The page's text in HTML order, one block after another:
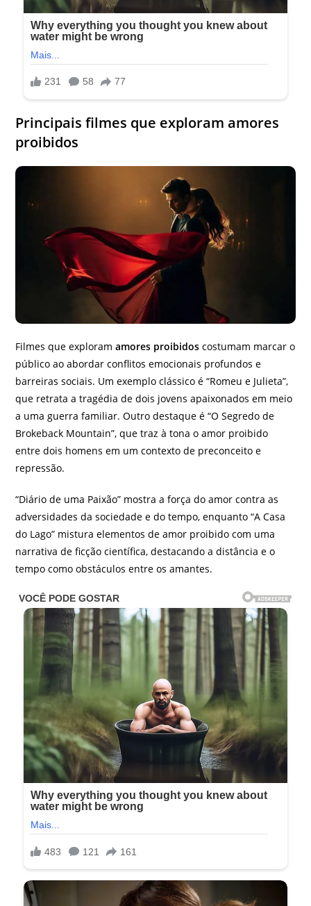
Principais filmes que exploram amores
proibidos
Filmes que exploramamores proibidos costumam marcar o
público ao abordar conflitos emocionais profundos e
barreiras sociais. Um exemplo clássico é “Romeu e Julieta”,
que retrata a tragédia de dois jovens apaixonados em meio
a uma guerra familiar. Outro destaque é “O Segredo de
Brokeback Mountain”, que traz à tona o amor proibido
entre dois homens em um contexto de preconceito e
repressão.
“Diário de uma Paixão” mostra a força do amor contra as
adversidades da sociedade e do tempo, enquanto “A Casa
do Lago” mistura elementos de amor proibido com uma
narrativa de ficção científica, destacando a distância e o
tempo como obstáculos entre os amantes.